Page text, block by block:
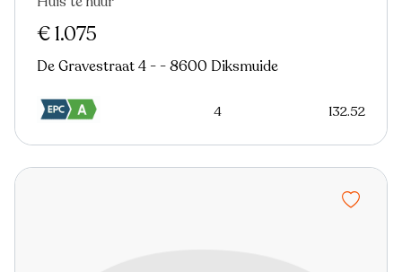
Nieuw
€ 1.075
De Gravestraat 4 - - 8600 Diksmuide
4 132.52